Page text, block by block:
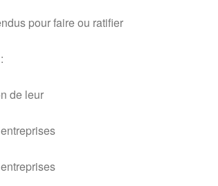
pour faire ou ratifier
de leur